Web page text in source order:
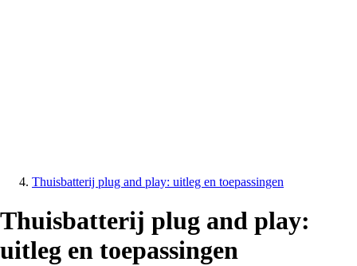
Thuisbatterij plug and play: uitleg en toepassingen
Thuisbatterij plug and play:
uitleg en toepassingen